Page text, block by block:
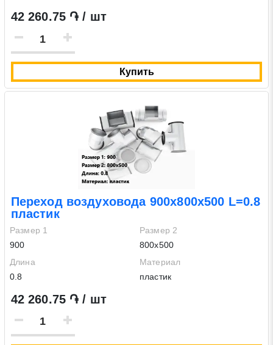
42 260.75 ֏ / шт
Купить
Переход воздуховода 900х800х500 L=0.8
пластик
Размер 1
900
Размер 2
800х500
Длина
0.8
Материал
пластик
42 260.75 ֏ / шт